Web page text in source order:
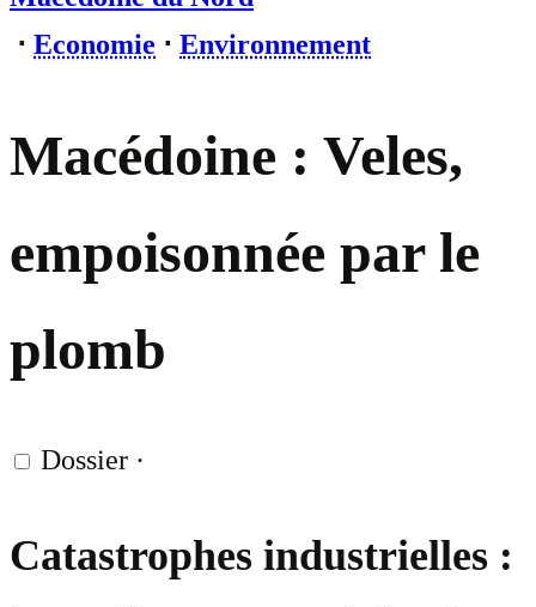
⋅ Economie ⋅ Environnement
Macédoine : Veles,
empoisonnée par le
plomb
Dossier ·
Catastrophes industrielles :